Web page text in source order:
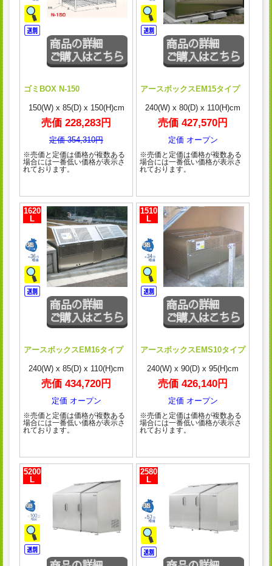
ゴミBOX N-150
150(W) x 85(D) x 150(H)cm
売価 228,283円
定価 354,310円
※売価と定価は価格が複数ある
場合には一番低い価格が表示さ
れております。
アースボックスEM15タイプ
240(W) x 80(D) x 110(H)cm
売価 427,570円
定価 オープン
※売価と定価は価格が複数ある
場合には一番低い価格が表示さ
れております。
1620
L
アースボックスEM16タイプ
240(W) x 85(D) x 110(H)cm
売価 434,720円
定価 オープン
※売価と定価は価格が複数ある
場合には一番低い価格が表示さ
れております。
1510
L
アースボックスEMS10タイプ
240(W) x 90(D) x 95(H)cm
売価 426,140円
定価 オープン
※売価と定価は価格が複数ある
場合には一番低い価格が表示さ
れております。
5200
L
2580
L